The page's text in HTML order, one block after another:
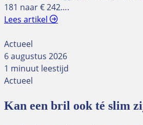
181 naar € 242….
Lees artikel
Actueel
6 augustus 2026
1 minuut leestijd
Actueel
Kan een bril ook té slim